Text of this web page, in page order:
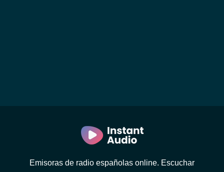
Emisoras de radio españolas online. Escuchar